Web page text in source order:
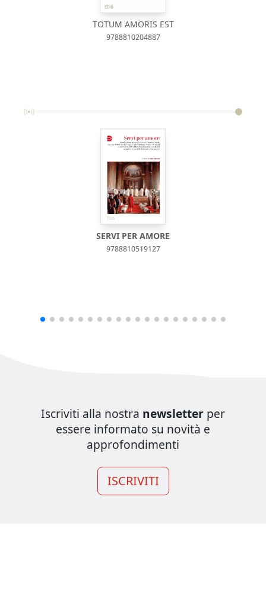
TOTUM AMORIS EST
9788810204887
SERVI PER AMORE
9788810519127
Iscriviti alla nostra newsletter per
essere informato su novità e
approfondimenti
ISCRIVITI